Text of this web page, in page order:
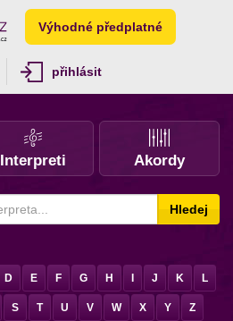
Výhodné předplatné
přihlásit
Interpreti Akordy
Hledej
D E F G H J K L
S T U V W X Y Z